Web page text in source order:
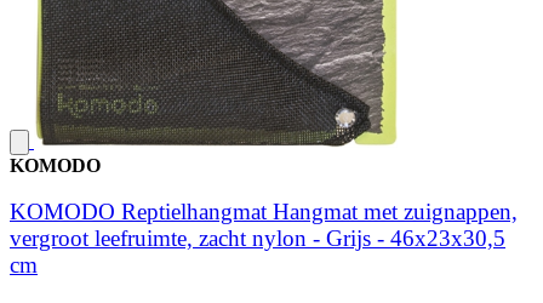
KOMODO
KOMODO Reptielhangmat Hangmat met zuignappen,
vergroot leefruimte, zacht nylon - Grijs - 46x23x30,5
cm